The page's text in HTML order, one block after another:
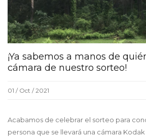
¡Ya sabemos a manos de
cámara de nuestro sorteo!
01 / Oct / 2021
Acabamos de celebrar el sorteo para
persona que se llevará una cámara